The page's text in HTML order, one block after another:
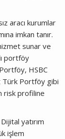
aracı kurumlar
imkan tanır.
sunar ve
portföy
HSBC
Portföy gibi
risk profiline
yatırım
işlem